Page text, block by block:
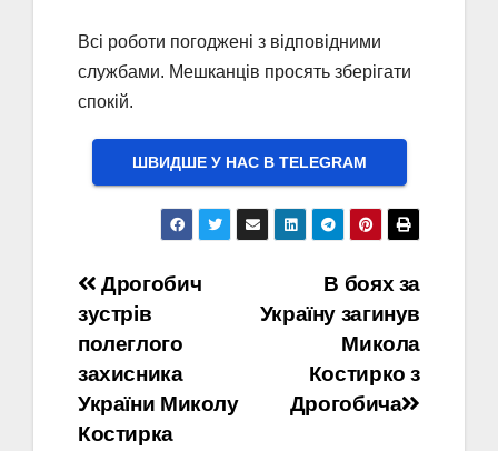
Всі роботи погоджені з відповідними
службами. Мешканців просять зберігати
спокій.
ШВИДШЕ У НАС В ТELEGRAM
Навігація
записів
В боях за
Україну загинув
Микола
Костирко з
Дрогобича
Дрогобич
зустрів
полеглого
захисника
України Миколу
Костирка